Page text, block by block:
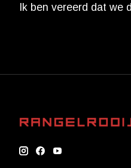
Ik ben vereerd dat we